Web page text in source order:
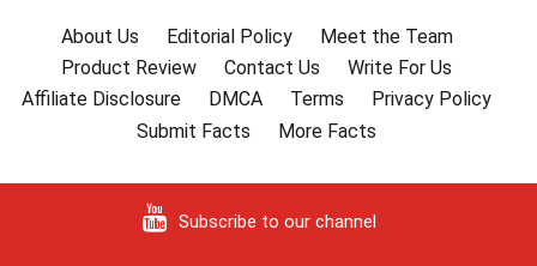
About Us Editorial Policy
Meet the Team
Product Review
Contact Us
Write For Us
Affiliate Disclosure
DMCA Terms
Privacy Policy
Submit Facts
More Facts
Subscribe to our channel